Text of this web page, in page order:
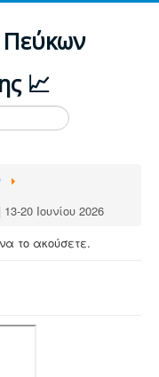
Πεύκων
📈
20 Ιουνίου 2026
το ακούσετε.